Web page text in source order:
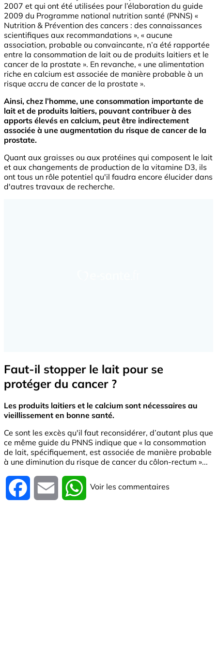
2007 et qui ont été utilisées pour l’élaboration du guide
2009 du Programme national nutrition santé (PNNS) «
Nutrition & Prévention des cancers : des connaissances
scientifiques aux recommandations », « aucune
association, probable ou convaincante, n’a été rapportée
entre la consommation de lait ou de produits laitiers et le
cancer de la prostate ». En revanche, « une alimentation
riche en calcium est associée de manière probable à un
risque accru de cancer de la prostate ».
Ainsi, chez l’homme, une consommation importante de
lait et de produits laitiers, pouvant contribuer à des
apports élevés en calcium, peut être indirectement
associée à une augmentation du risque de cancer de la
prostate.
Quant aux graisses ou aux protéines qui composent le lait
et aux changements de production de la vitamine D3, ils
ont tous un rôle potentiel qu'il faudra encore élucider dans
d'autres travaux de recherche.
Faut-il stopper le lait pour se
protéger du cancer ?
Les produits laitiers et le calcium sont nécessaires au
vieillissement en bonne santé.
Ce sont les excès qu'il faut reconsidérer, d’autant plus que
ce même guide du PNNS indique que « la consommation
de lait, spécifiquement, est associée de manière probable
à une diminution du risque de cancer du côlon-rectum »...
Facebook Email WhatsApp
Voir les commentaires